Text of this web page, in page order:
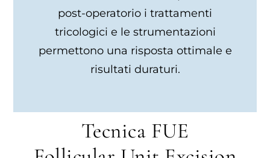
post-operatorio i trattamenti
tricologici e le strumentazioni
permettono una risposta ottimale e
risultati duraturi.
Tecnica FUE